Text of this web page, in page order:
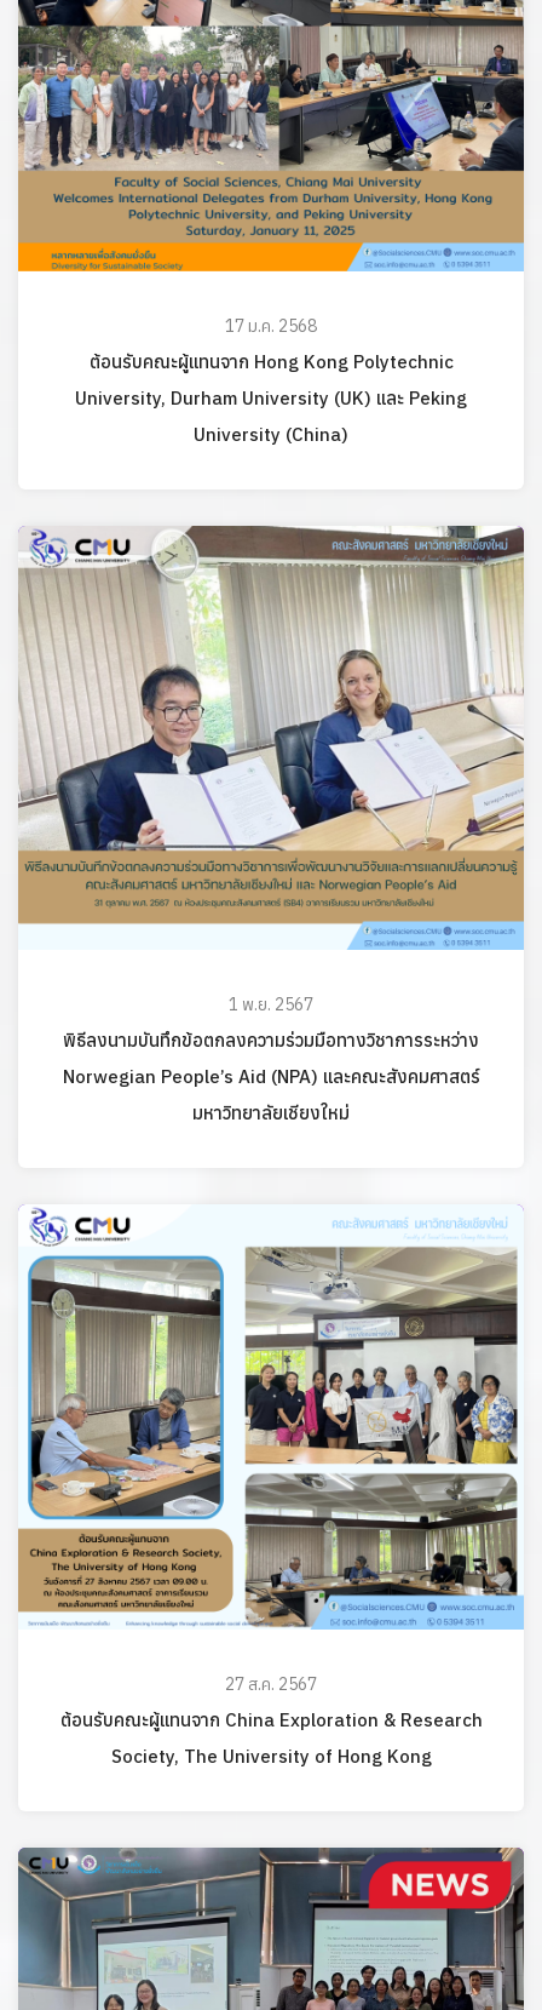
17 ม.ค. 2568
ต้อนรับคณะผู้แทนจาก Hong Kong Polytechnic
University, Durham University (UK) และ Peking
University (China)
1 พ.ย. 2567
พิธีลงนามบันทึกข้อตกลงความร่วมมือทางวิชาการระหว่าง
Norwegian People’s Aid (NPA) และคณะสังคมศาสตร์
มหาวิทยาลัยเชียงใหม่
27 ส.ค. 2567
ต้อนรับคณะผู้แทนจาก China Exploration & Research
Society, The University of Hong Kong